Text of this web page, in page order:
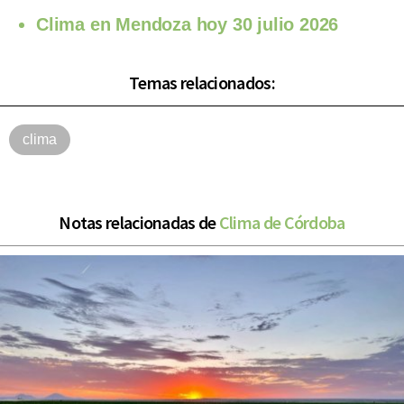
Clima en Mendoza hoy 30 julio 2026
Temas relacionados:
clima
Notas relacionadas deClima de Córdoba